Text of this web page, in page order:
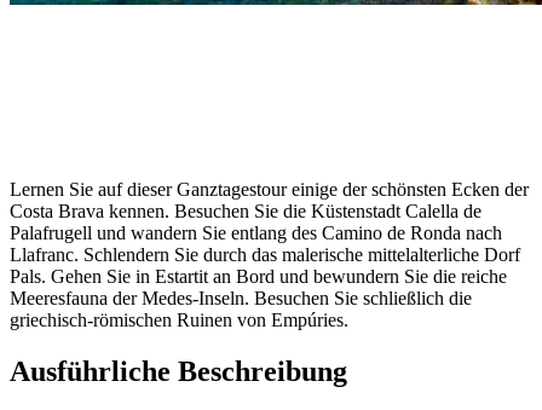
Lernen Sie auf dieser Ganztagestour einige der schönsten Ecken der
Costa Brava kennen. Besuchen Sie die Küstenstadt Calella de
Palafrugell und wandern Sie entlang des Camino de Ronda nach
Llafranc. Schlendern Sie durch das malerische mittelalterliche Dorf
Pals. Gehen Sie in Estartit an Bord und bewundern Sie die reiche
Meeresfauna der Medes-Inseln. Besuchen Sie schließlich die
griechisch-römischen Ruinen von Empúries.
Ausführliche Beschreibung